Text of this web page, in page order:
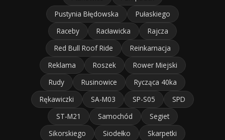
Pustynia Błędowska
Pułaskiego
Raceby
Racławicka
Rajcza
Red Bull Roof Ride
Reinkarnacja
Reklama
Roszek
Rower Miejski
Rudy
Rusinowice
Rycząca 40ka
Rękawiczki
SA-M03 SP-S05
SPD
ST-M21
Samochód
Segiet
Sikorskiego
Siodełko
Skarpetki